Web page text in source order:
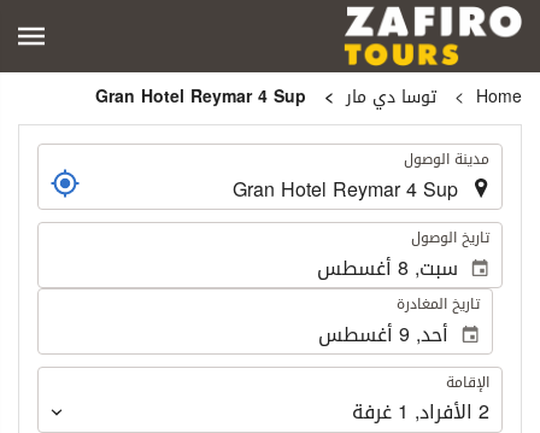
Home توسا دي مار
. مدينة الوصول
. تاريخ الوصول
تاريخ المغادرة
الإقامة
الإقامة
2 الأفراد,
1غرفة